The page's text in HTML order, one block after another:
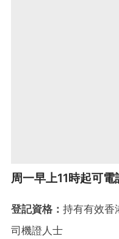
周一早上11時起可電
登記資格： 持有有效香
司機證人士